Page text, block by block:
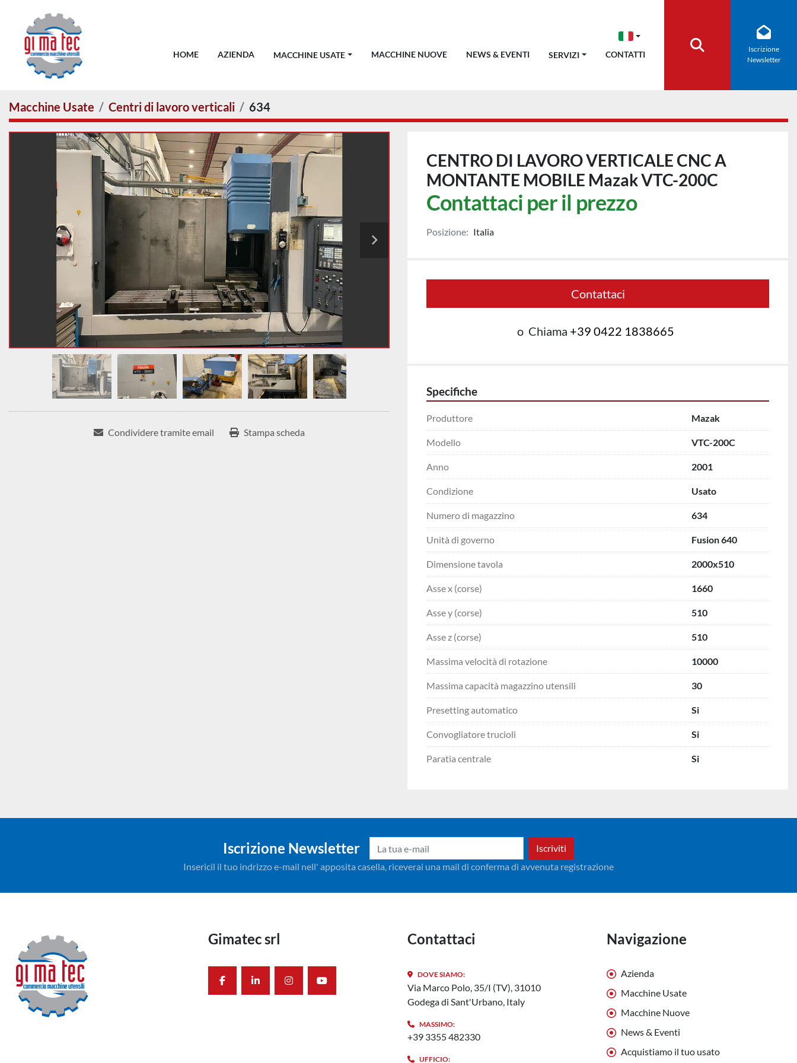
HOME AZIENDA MACCHINE USATE MACCHINE NUOVE NEWS & EVENTI SERVIZI CONTATTI Cerca
Iscrizione
Newsletter
Macchine Usate Centri di lavoro verticali 634
Condividere tramite email Stampa scheda
CENTRO DI LAVORO VERTICALE CNC A
MONTANTE MOBILE Mazak VTC-200C
Contattaci per il prezzo
Posizione: Italia
Contattaci
o Chiama +39 0422 1838665
Specifiche
Produttore Mazak
Modello VTC-200C
Anno 2001
Condizione Usato
Numero di magazzino 634
Unità di governo Fusion 640
Dimensione tavola 2000x510
Asse x (corse) 1660
Asse y (corse) 510
Asse z (corse) 510
Massima velocità di rotazione 10000
Massima capacità magazzino utensili 30
Presetting automatico Si
Convogliatore trucioli Si
Paratia centrale Si
Iscrizione Newsletter
Iscriviti
Insericil il tuo indrizzo e-mail nell' apposita casella, riceverai una mail di conferma di avvenuta registrazione
Gimatec srl
facebooklinkedininstagramyoutube
Contattaci
DOVE SIAMO:
Via Marco Polo, 35/I (TV), 31010
Godega di Sant'Urbano, Italy
MASSIMO:
+39 3355 482330
UFFICIO:
Navigazione
Azienda
Macchine Usate
Macchine Nuove
News & Eventi
Acquistiamo il tuo usato